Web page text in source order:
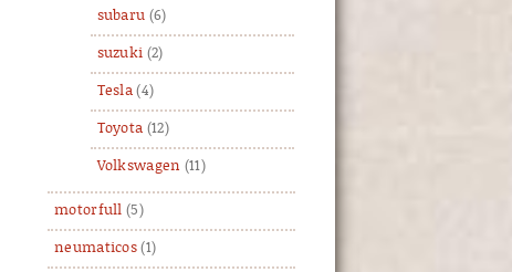
subaru (6)
suzuki (2)
Tesla (4)
Toyota (12)
Volkswagen (11)
motorfull (5)
neumaticos (1)